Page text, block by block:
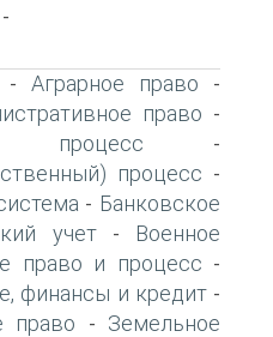
-
- Аграрное право -
право -
процесс -
процесс -
- Банковское
учет-
Военное
право и процесс -
финансы и кредит-
право - Земельное